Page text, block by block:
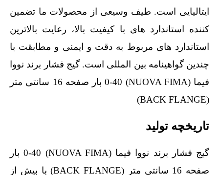
ایتالیایی است. طیف وسیعی از محصولات ما تضمین
کننده استاندارد های با کیفیت بالا، رعایت بالاترین
استاندارد های مربوط به دقت و ایمنی و مطابقت با
چندین گواهینامه بین المللی است. گیج فشار برند نووا
فیما (NUOVA FIMA) 0-40 بار صفحه 16 سانتی متر
(BACK FLANGE)
تاریخچه تولید
گیج فشار برند نووا فیما (NUOVA FIMA) 0-40 بار
صفحه 16 سانتی متر (BACK FLANGE) با بیش از